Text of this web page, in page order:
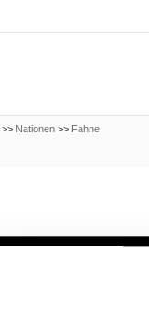
>> Nationen >> Fahne